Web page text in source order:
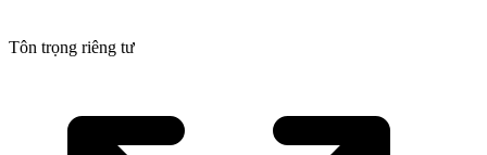
Tôn trọng riêng tư